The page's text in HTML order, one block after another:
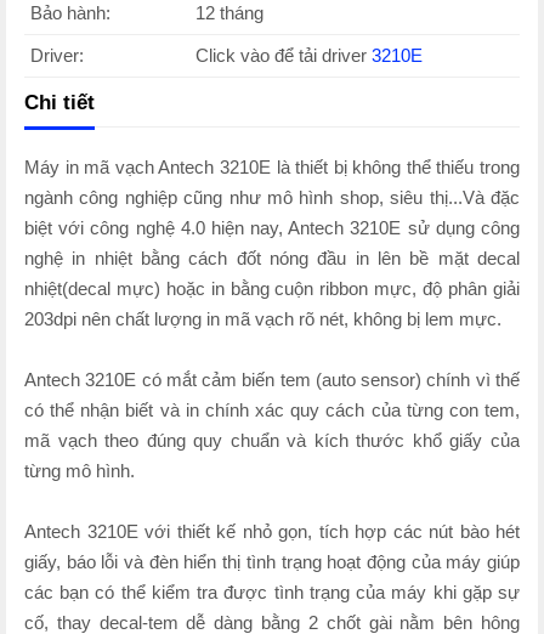
Bảo hành: 12 tháng
Driver: Click vào để tải driver 3210E
Chi tiết
Máy in mã vạch Antech 3210E là thiết bị không thể thiếu trong
ngành công nghiệp cũng như mô hình shop, siêu thị...Và đặc
biệt với công nghệ 4.0 hiện nay, Antech 3210E sử dụng công
nghệ in nhiệt bằng cách đốt nóng đầu in lên bề mặt decal
nhiệt(decal mực) hoặc in bằng cuộn ribbon mực, độ phân giải
203dpi nên chất lượng in mã vạch rõ nét, không bị lem mực.
Antech 3210E có mắt cảm biến tem (auto sensor) chính vì thế
có thể nhận biết và in chính xác quy cách của từng con tem,
mã vạch theo đúng quy chuẩn và kích thước khổ giấy của
từng mô hình.
Antech 3210E với thiết kế nhỏ gọn, tích hợp các nút bào hét
giấy, báo lỗi và đèn hiển thị tình trạng hoạt động của máy giúp
các bạn có thể kiểm tra được tình trạng của máy khi gặp sự
cố, thay decal-tem dễ dàng bằng 2 chốt gài nằm bên hông